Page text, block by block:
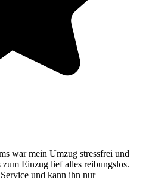
war mein Umzug stressfrei und
Einzug lief alles reibungslos.
und kann ihn nur